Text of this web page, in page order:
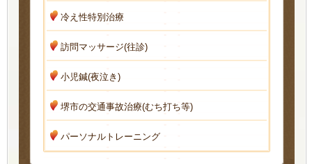
冷え性特別治療
訪問マッサージ(往診)
小児鍼(夜泣き)
堺市の交通事故治療(むち打ち等)
パーソナルトレーニング